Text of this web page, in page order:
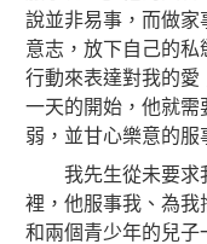
說並非易事，而做家
意志，放下自己的
行動來表達對我的愛
一天的開始，他就需
弱，並甘心樂意的服
我先生從未要求
裡，他服事我、為我
和兩個青少年的兒子